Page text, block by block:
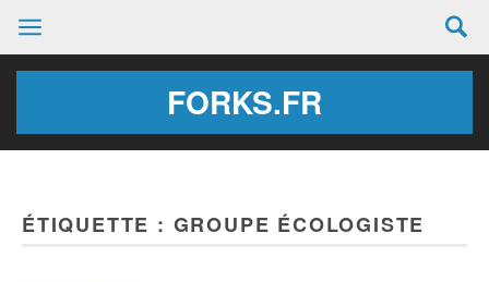
FORKS.FR
ÉTIQUETTE : GROUPE ÉCOLOGISTE